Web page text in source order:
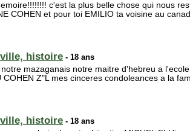
c'est la plus belle chose qui nous
COHEN et pour toi EMILIO ta voisine au
histoire - 18 ans
mazaganais notre maitre d'hebreu a
Z"L mes cinceres condoleances a la
histoire - 18 ans